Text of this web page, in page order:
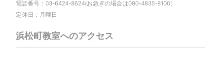
電話番号：03-6424-8624(お急ぎの場合は090-4835-8100）
定休日：月曜日
浜松町教室へのアクセス